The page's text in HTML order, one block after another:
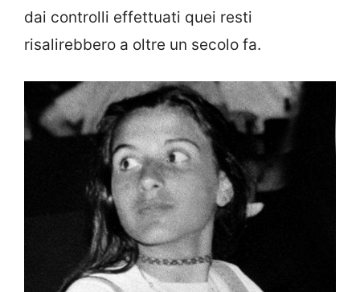
dai controlli effettuati quei resti
risalirebbero a oltre un secolo fa.